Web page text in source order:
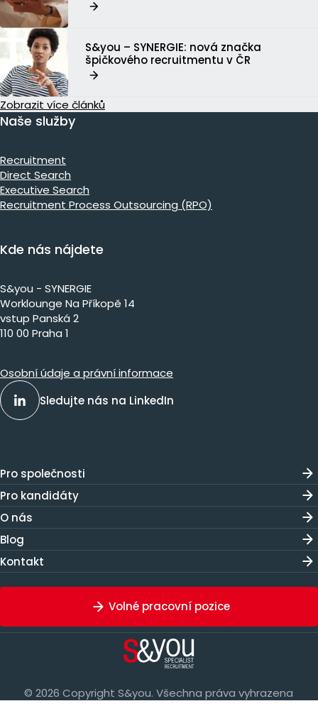
S&you – SYNERGIE: nová značka
špičkového recruitmentu v ČR
Zobrazit více článků
Naše služby
Recruitment
Direct Search
Executive Search
Recruitment Process Outsourcing (RPO)
Kde nás nájdete
S&you - SYNERGIE
Worklounge Na Příkopě 14
vstup Panská 2
110 00 Praha 1
Osobní údaje a právní informace
Sledujte nás na LinkedIn
Pro společnosti
Pro kandidáty
O nás
Blog
Kontakt
Volné pracovní pozice
© 2026 Copyright S&you. Všechna práva vyhrazena